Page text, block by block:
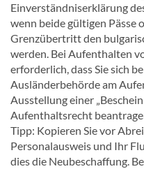
Einverständniserklärung
wenn beide gültigen Pässe
Grenzübertritt den
werden. Bei Aufenthalten
erforderlich, dass Sie sich
Ausländerbehörde am
Ausstellung einer
Aufenthaltsrecht
Tipp: Kopieren Sie vor
Personalausweis und Ihr
dies die Neubeschaffung.